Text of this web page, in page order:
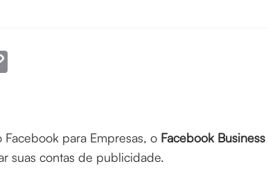
para Empresas, o Facebook Business
suas contas de publicidade.